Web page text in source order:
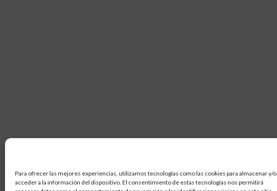
Para ofrecer las mejores experiencias, utilizamos tecnologías como las cookies para almacenar y/o
acceder a la información del dispositivo. El consentimiento de estas tecnologías nos permitirá